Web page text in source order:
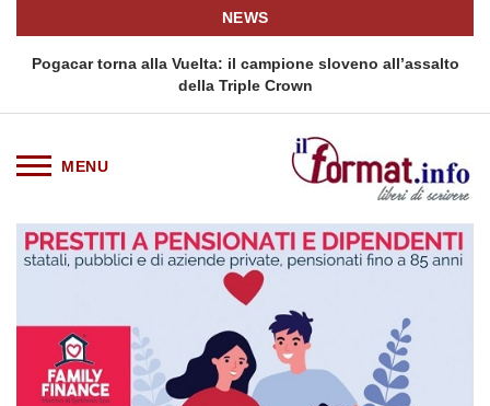
NEWS
Pogacar torna alla Vuelta: il campione sloveno all’assalto
della Triple Crown